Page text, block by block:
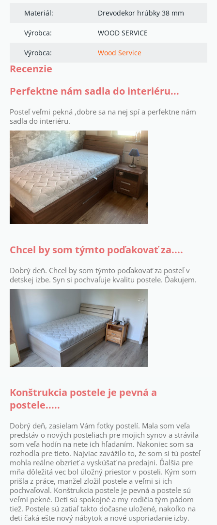
Materiál: Drevodekor hrúbky 38 mm
Výrobca: WOOD SERVICE
Výrobca: Wood Service
Recenzie
Konštrukcia postele je pevná a
postele.....
Dobrý deň, zasielam Vám fotky postelí. Mala som veľa
predstáv o nových posteliach pre mojich synov a strávila
som veľa hodín na nete ich hľadaním. Nakoniec som sa
rozhodla pre tieto. Najviac zavážilo to, že som si tú posteľ
mohla reálne obzrieť a vyskúšať na predajni. Ďalšia pre
mňa dôležitá vec bol úložný priestor v posteli. Kým som
prišla z práce, manžel zložil postele a veľmi si ich
pochvaľoval. Konštrukcia postele je pevná a postele sú
veľmi pekné. Deti sú spokojné a my rodičia tým pádom
tiež. Postele sú zatiaľ takto dočasne uložené, nakoľko na
deti čaká ešte nový nábytok a nové usporiadanie izby.
Chcel by som týmto poďakovať za....
Dobrý deň. Chcel by som týmto poďakovať za posteľ v
detskej izbe. Syn si pochvaľuje kvalitu postele. Ďakujem.
Perfektne nám sadla do interiéru...
Posteľ veľmi pekná ,dobre sa na nej spí a perfektne nám
sadla do interiéru.